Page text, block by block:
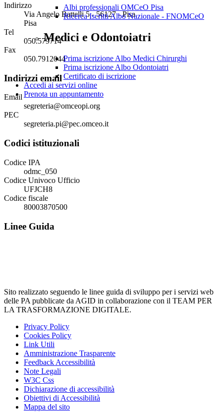
Albi professionali OMCeO Pisa
Ricerca Iscritti Albo Nazionale - FNOMCeO
Medici e Odontoiatri
Prima iscrizione Albo Medici Chirurghi
Prima iscrizione Albo Odontoiatri
Certificato di iscrizione
Accedi ai servizi online
Prenota un appuntamento
Indirizzo
Via Angelo Battelli 5 - 56127 - Pisa
Pisa
Tel
050.579714
Fax
050.7912044
Indirizzi email
Email
segreteria@omceopi.org
PEC
segreteria.pi@pec.omceo.it
Codici istituzionali
Codice IPA
odmc_050
Codice Univoco Ufficio
UFJCH8
Codice fiscale
80003870500
Linee Guida
Sito realizzato seguendo le linee guida di sviluppo per i servizi web
delle PA pubblicate da AGID in collaborazione con il TEAM PER
LA TRASFORMAZIONE DIGITALE.
Privacy Policy
Cookies Policy
Link Utili
Amministrazione Trasparente
Feedback Accessibilità
Note Legali
W3C Css
Dichiarazione di accessibilità
Obiettivi di Accessibilità
Mappa del sito